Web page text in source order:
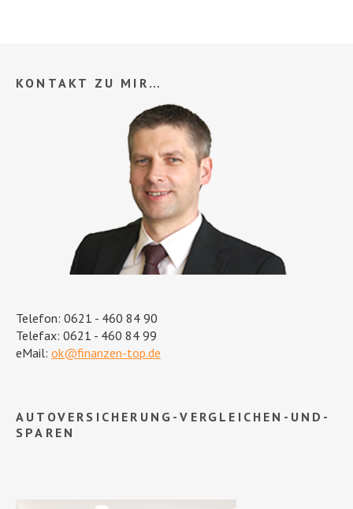
KONTAKT ZU MIR…
Telefon: 0621 - 460 84 90
Telefax: 0621 - 460 84 99
eMail: ok@finanzen-top.de
AUTOVERSICHERUNG-VERGLEICHEN-UND-
SPAREN